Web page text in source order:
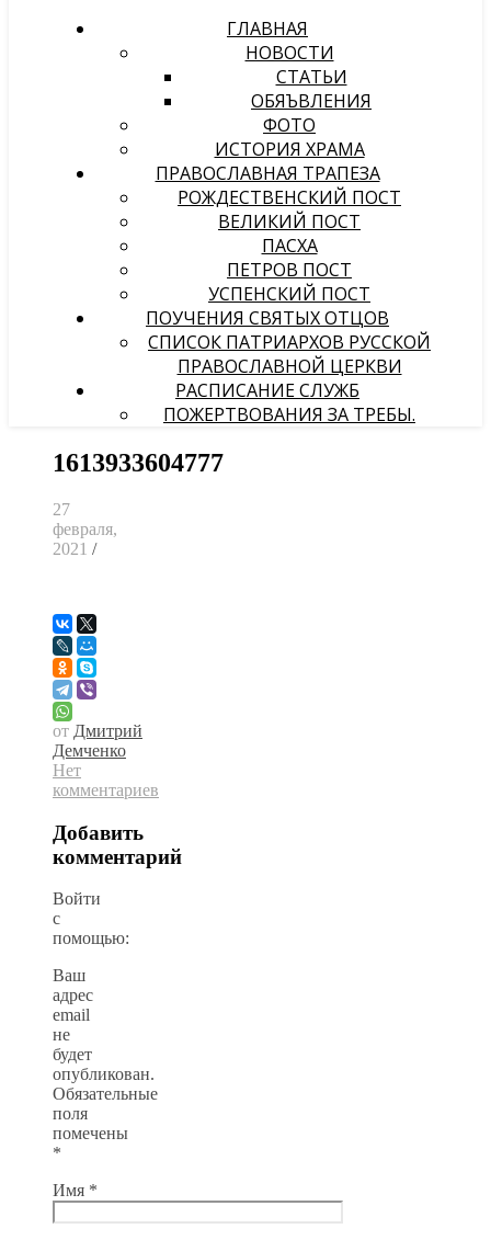
ГЛАВНАЯ
НОВОСТИ
СТАТЬИ
ОБЯЪВЛЕНИЯ
ФОТО
ИСТОРИЯ ХРАМА
ПРАВОСЛАВНАЯ ТРАПЕЗА
РОЖДЕСТВЕНСКИЙ ПОСТ
ВЕЛИКИЙ ПОСТ
ПАСХА
ПЕТРОВ ПОСТ
УСПЕНСКИЙ ПОСТ
ПОУЧЕНИЯ СВЯТЫХ ОТЦОВ
СПИСОК ПАТРИАРХОВ РУССКОЙ
ПРАВОСЛАВНОЙ ЦЕРКВИ
РАСПИСАНИЕ СЛУЖБ
ПОЖЕРТВОВАНИЯ ЗА ТРЕБЫ.
1613933604777
27
февраля,
2021 /
от Дмитрий
Демченко
Нет
комментариев
Добавить
комментарий
Войти
с
помощью:
Ваш
адрес
email
не
будет
опубликован.
Обязательные
поля
помечены
*
Имя *